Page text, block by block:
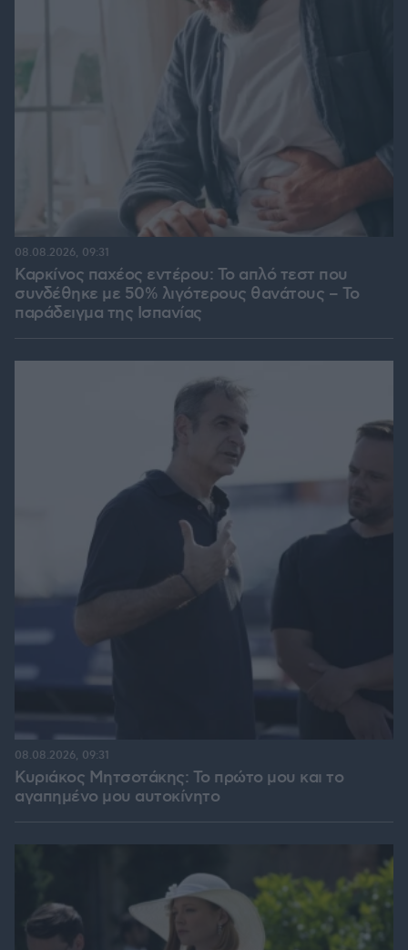
Καρκίνος παχέος εντέρου: Το απλό τεστ που
συνδέθηκε με 50% λιγότερους θανάτους – Το
παράδειγμα της Ισπανίας
08.08.2026, 09:31
Κυριάκος Μητσοτάκης: Το πρώτο μου και το
αγαπημένο μου αυτοκίνητο
08.08.2026, 09:31